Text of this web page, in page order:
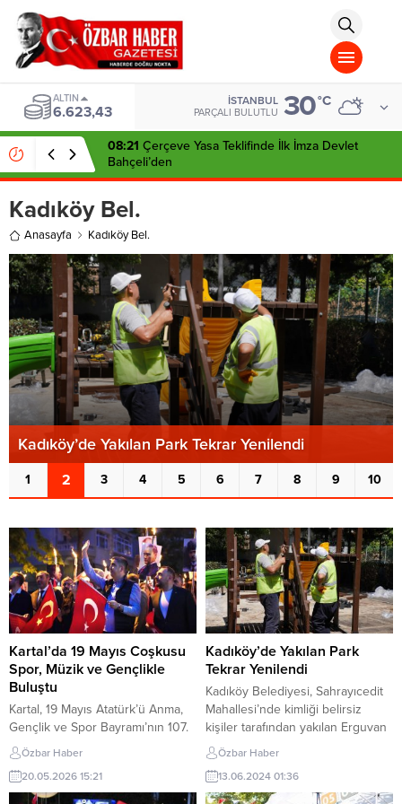
islami
chat
omegla
türk
sohbet
cinsel
sohbet
dini
chat
ALTIN
6.623,43
İSTANBUL
PARÇALI BULUTLU 30°C
08:21 Çerçeve Yasa Teklifinde İlk İmza Devlet
Bahçeli’den
Kadıköy Bel.
Anasayfa Kadıköy Bel.
Kadıköy’de Yakılan Park Tekrar Yenilendi
1 2 3 4 5 6 7 8 9 10
Kartal’da 19 Mayıs Coşkusu
Spor, Müzik ve Gençlikle
Buluştu
Kartal, 19 Mayıs Atatürk’ü Anma,
Gençlik ve Spor Bayramı’nın 107.
yıl dönümünü büyük bir coşkuyla
kutladı. Kartal Belediyesi
tarafından düzenlenen kutlama
programı, sabah saatlerinde Kartal
Özbar Haber
20.05.2026 15:21
Kadıköy’de Yakılan Park
Tekrar Yenilendi
Kadıköy Belediyesi, Sahrayıcedit
Mahallesi’nde kimliği belirsiz
kişiler tarafından yakılan Erguvan
Parkı’nı yeniden yaptı. Kadıköy
Sahrayıcedit Mahallesi’nde
bulunan Erguvan Parkı 28 Nisan
Pazar günü kimliği belirsiz kişi ya
Özbar Haber
13.06.2024 01:36